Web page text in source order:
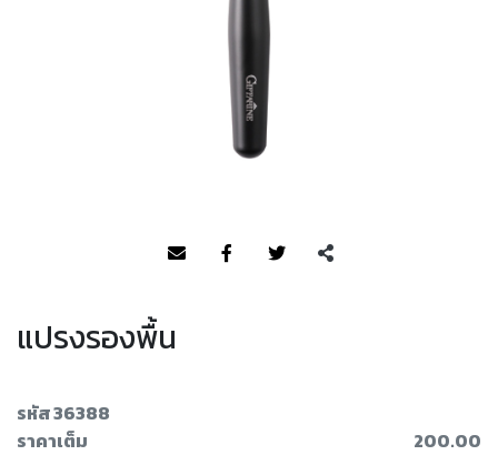
แปรงรองพื้น
รหัส 36388
ราคาเต็ม
200.00